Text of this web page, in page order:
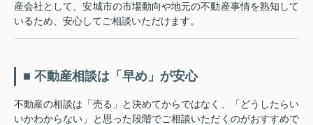
産会社として、安城市の市場動向や地元の不動産事情を熟知して
いるため、安心してご相談いただけます。
■ 不動産相談は「早め」が安心
不動産の相談は「売る」と決めてからではなく、「どうしたらい
いかわからない」と思った段階でご相談いただくのがおすすめで